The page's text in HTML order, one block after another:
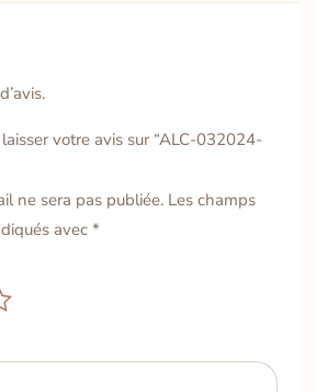
votre avis sur “ALC-032024-
ne sera pas publiée. Les champs
avec *